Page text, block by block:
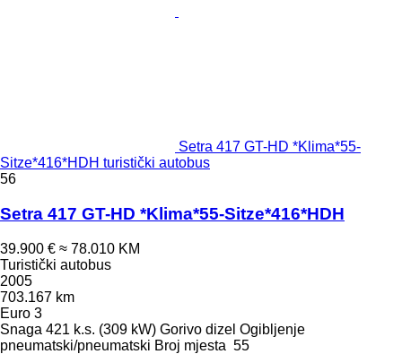
Setra 417 GT-HD *Klima*55-
Sitze*416*HDH turistički autobus
56
Setra 417 GT-HD *Klima*55-Sitze*416*HDH
39.900 € ≈ 78.010 KM
Turistički autobus
2005
703.167 km
Euro 3
Snaga 421 k.s. (309 kW) Gorivo dizel Ogibljenje
pneumatski/pneumatski Broj mjesta 55